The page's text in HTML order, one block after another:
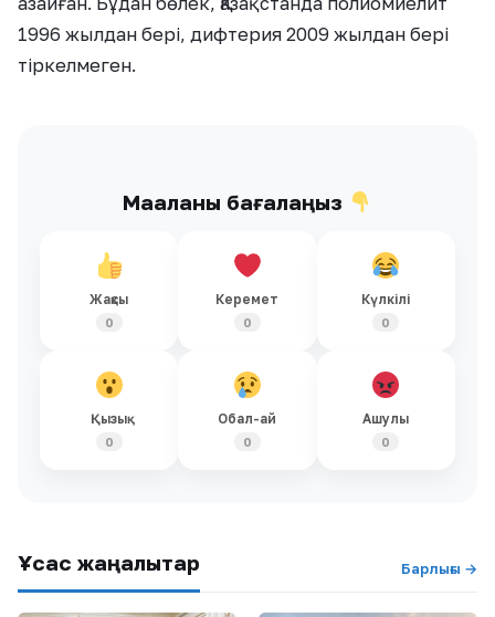
1996 жылдан бері, дифтерия 2009 жылдан бері
тіркелмеген.
Мақаланы бағалаңыз
Жақсы
0
Керемет
0
Күлкілі
0
Қызық
0
Обал-ай
0
Ашулы
0
Ұқсас жаңалықтар Барлығы →